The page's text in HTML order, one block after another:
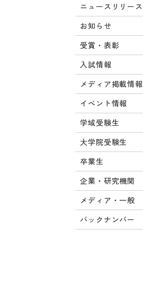
ニュースリリース
お知らせ
受賞・表彰
入試情報
メディア掲載情報
イベント情報
学域受験生
大学院受験生
卒業生
企業・研究機関
メディア・一般
バックナンバー